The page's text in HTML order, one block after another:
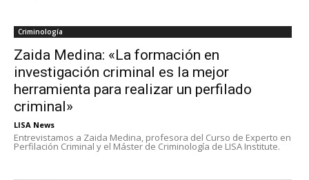
Criminología
Zaida Medina: «La formación en
investigación criminal es la mejor
herramienta para realizar un perfilado
criminal»
LISA News
Entrevistamos a Zaida Medina, profesora del Curso de Experto en
Perfilación Criminal y el Máster de Criminología de LISA Institute.